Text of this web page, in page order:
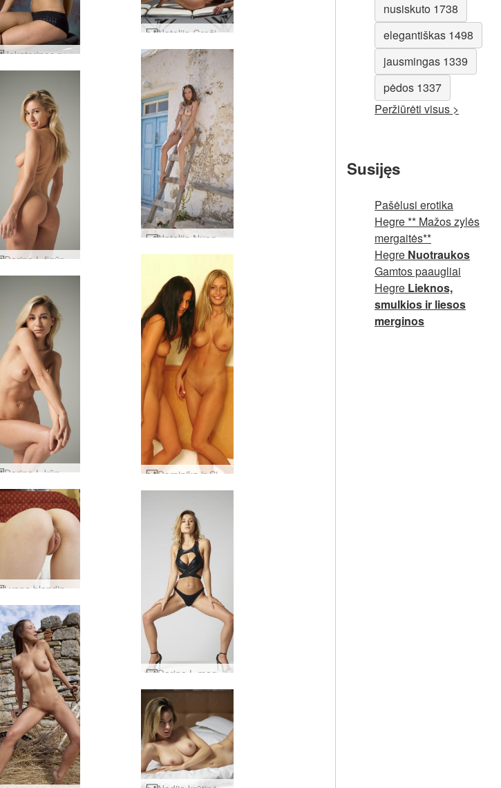
Jekaterinos portretai #27
Natalija Grožio procedūra #25
Natalija Nuoga fantazija #8
Darina L figūrų fotografija #10
Dominika ir Silvija geriausios draugės #38
Lynne blondinė gražuolė #26
Darina L magijos mūza #2
nusiskuto 1738
elegantiškas 1498
jausmingas 1339
pėdos 1337
Peržiūrėti visus >
Susijęs
Pašėlusi erotika
Hegre ** Mažos zylės
mergaitės**
Hegre Nuotraukos
Gamtos paaugliai
Hegre Lieknos,
smulkios ir liesos
merginos